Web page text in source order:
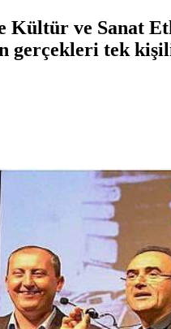
Kültür ve Sanat
gerçekleri tek